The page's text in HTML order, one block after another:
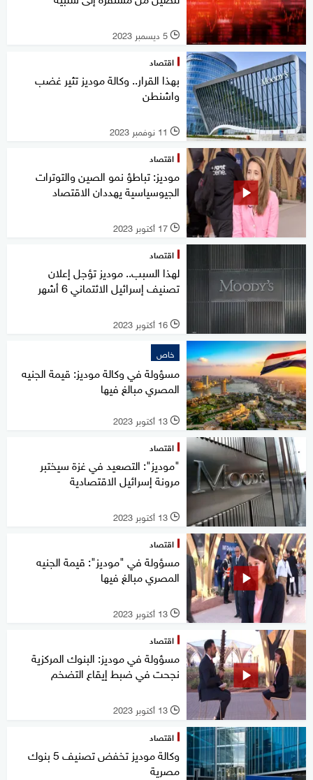
l 5 ديسمبر 2023
اقتصاد
بهذا القرار.. وكالة موديز تثير غضب
واشنطن
l 11 نوفمبر 2023
اقتصاد
موديز: تباطؤ نمو الصين والتوترات
الجيوسياسية يهددان الاقتصاد
l 17 أكتوبر 2023
اقتصاد
لهذا السبب.. موديز تؤجل إعلان
تصنيف إسرائيل الائتماني 6 أشهر
l 16 أكتوبر 2023
خاص
مسؤولة في وكالة موديز: قيمة الجنيه
المصري مبالغ فيها
l 13 أكتوبر 2023
اقتصاد
"موديز": التصعيد في غزة سيختبر
مرونة إسرائيل الاقتصادية
l 13 أكتوبر 2023
اقتصاد
مسؤولة في "موديز": قيمة الجنيه
المصري مبالغ فيها
l 13 أكتوبر 2023
اقتصاد
مسؤولة في موديز: البنوك المركزية
نجحت في ضبط إيقاع التضخم
l 13 أكتوبر 2023
اقتصاد
وكالة موديز تخفض تصنيف 5 بنوك
مصرية